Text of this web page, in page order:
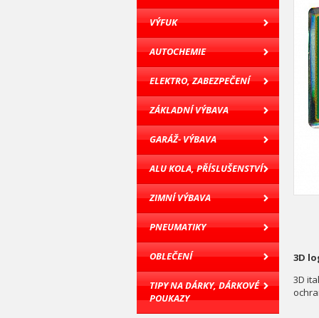
VÝFUK
AUTOCHEMIE
ELEKTRO, ZABEZPEČENÍ
ZÁKLADNÍ VÝBAVA
GARÁŽ- VÝBAVA
ALU KOLA, PŘÍSLUŠENSTVÍ
ZIMNÍ VÝBAVA
PNEUMATIKY
OBLEČENÍ
TIPY NA DÁRKY, DÁRKOVÉ
POUKAZY
3D
3D